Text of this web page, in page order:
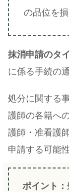
の品位を
抹消申請のタ
に係る手続の
処分に関する
護師の各籍へ
護師・准看護
申請する可能
ポイント：